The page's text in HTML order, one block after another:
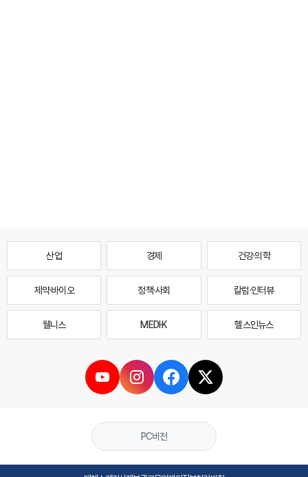
산업 경제 건강·의학
제약·바이오 정책·사회 칼럼·인터뷰
웰니스 MEDI·K 헬스인뉴스
PC버전